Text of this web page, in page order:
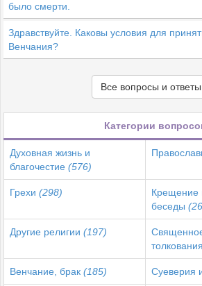
было смерти.
Здравствуйте. Каковы условия для
Венчания?
Все вопросы и ответы
Категории
Духовная жизнь и
благочестие (576)
Грехи (298)
Крещение
беседы
Другие религии (197)
толкования
Венчание, брак (185) Суеверия